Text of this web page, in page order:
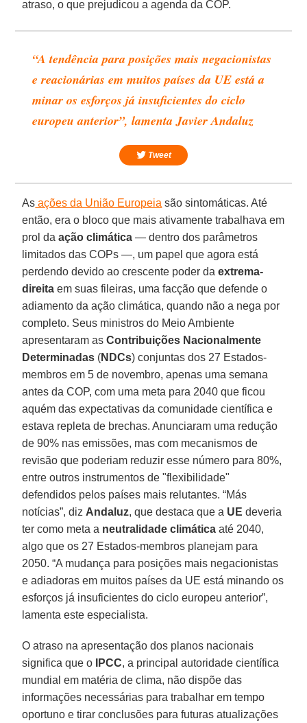
atraso, o que prejudicou a agenda da COP.
“A tendência para posições mais negacionistas
e reacionárias em muitos países da UE está a
minar os esforços já insuficientes do ciclo
europeu anterior”, lamenta Javier Andaluz
Tweet
As ações da União Europeia são sintomáticas. Até
então, era o bloco que mais ativamente trabalhava em
prol daação climática — dentro dos parâmetros
limitados das COPs —, um papel que agora está
perdendo devido ao crescente poder daextrema-
direita em suas fileiras, uma facção que defende o
adiamento da ação climática, quando não a nega por
completo. Seus ministros do Meio Ambiente
apresentaram asContribuições Nacionalmente
Determinadas (NDCs) conjuntas dos 27 Estados-
membros em 5 de novembro, apenas uma semana
antes da COP, com uma meta para 2040 que ficou
aquém das expectativas da comunidade científica e
estava repleta de brechas. Anunciaram uma redução
de 90% nas emissões, mas com mecanismos de
revisão que poderiam reduzir esse número para 80%,
entre outros instrumentos de "flexibilidade"
defendidos pelos países mais relutantes. “Más
notícias”, diz Andaluz, que destaca que a UE deveria
ter como meta a neutralidade climática até 2040,
algo que os 27 Estados-membros planejam para
2050. “A mudança para posições mais negacionistas
e adiadoras em muitos países da UE está minando os
esforços já insuficientes do ciclo europeu anterior”,
lamenta este especialista.
O atraso na apresentação dos planos nacionais
significa que o
IPCC, a principal autoridade científica
mundial em matéria de clima, não dispõe das
informações necessárias para trabalhar em tempo
oportuno e tirar conclusões para futuras atualizações